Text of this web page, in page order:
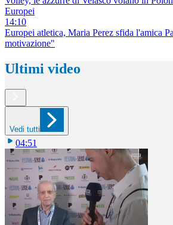
Europei
14:10
Europei atletica, Maria Perez sfida l'amica
motivazione"
Ultimi video
Vedi tutti
04:51